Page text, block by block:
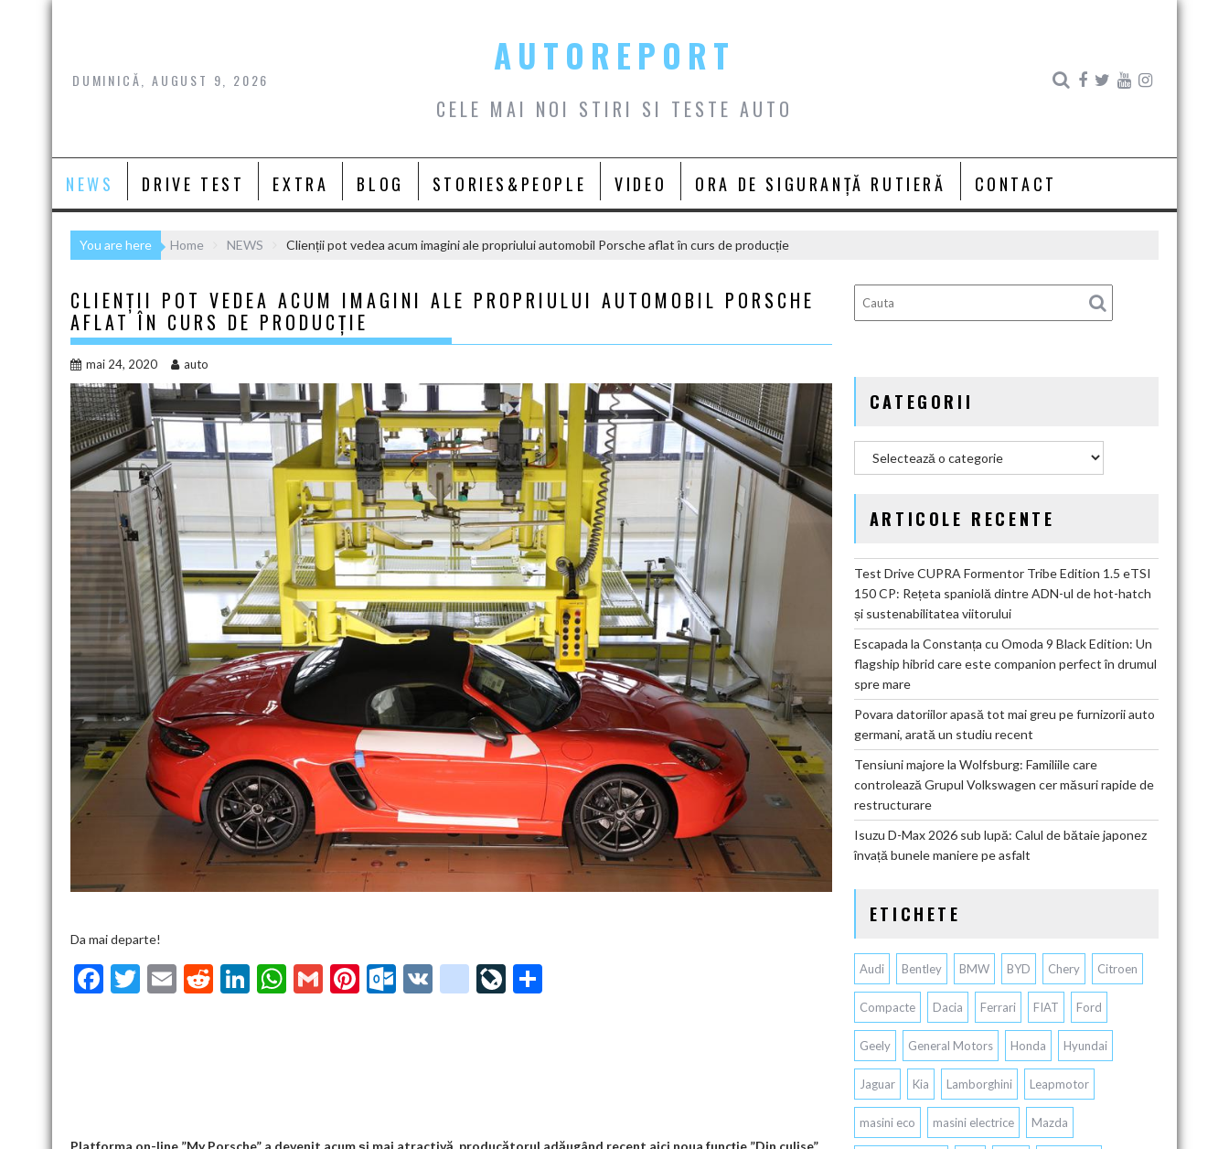
Skip
DUMINICĂ, AUGUST 9, 2026
AUTOREPORT
CELE MAI NOI STIRI SI TESTE AUTO
NEWS DRIVE TEST EXTRA BLOG STORIES&PEOPLE VIDEO ORA DE SIGURANȚĂ RUTIERĂ CONTACT
You are here Home NEWS Clienții pot vedea acum imagini ale propriului automobil Porsche aflat în curs de producție
CLIENȚII POT VEDEA ACUM IMAGINI ALE PROPRIULUI AUTOMOBIL PORSCHE
AFLAT ÎN CURS DE PRODUCȚIE
mai 24, 2020 auto
Da mai departe!
F
T
E
R
Li W G
Pi O V
g
Li
Platforma on-line ”My Porsche” a devenit acum și mai atractivă, producătorul adăugând recent aici noua funcție ”Din culise”
CATEGORII
ARTICOLE RECENTE
Test Drive CUPRA Formentor Tribe Edition 1.5 eTSI
150 CP: Rețeta spaniolă dintre ADN-ul de hot-hatch
și sustenabilitatea viitorului
Escapada la Constanța cu Omoda 9 Black Edition: Un
flagship hibrid care este companion perfect în drumul
spre mare
Povara datoriilor apasă tot mai greu pe furnizorii auto
germani, arată un studiu recent
Tensiuni majore la Wolfsburg: Familiile care
controlează Grupul Volkswagen cer măsuri rapide de
restructurare
Isuzu D-Max 2026 sub lupă: Calul de bătaie japonez
învață bunele maniere pe asfalt
ETICHETE
Audi Bentley BMW BYD Chery Citroen
Compacte Dacia Ferrari FIAT Ford
Geely General Motors Honda Hyundai
Jaguar Kia Lamborghini Leapmotor
masini eco masini electrice Mazda